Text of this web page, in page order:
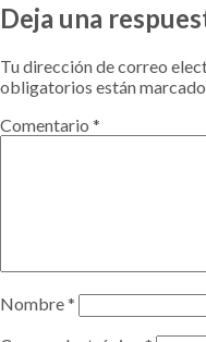
Deja una
Tu dirección de correo
obligatorios están
Comentario *
Nombre*